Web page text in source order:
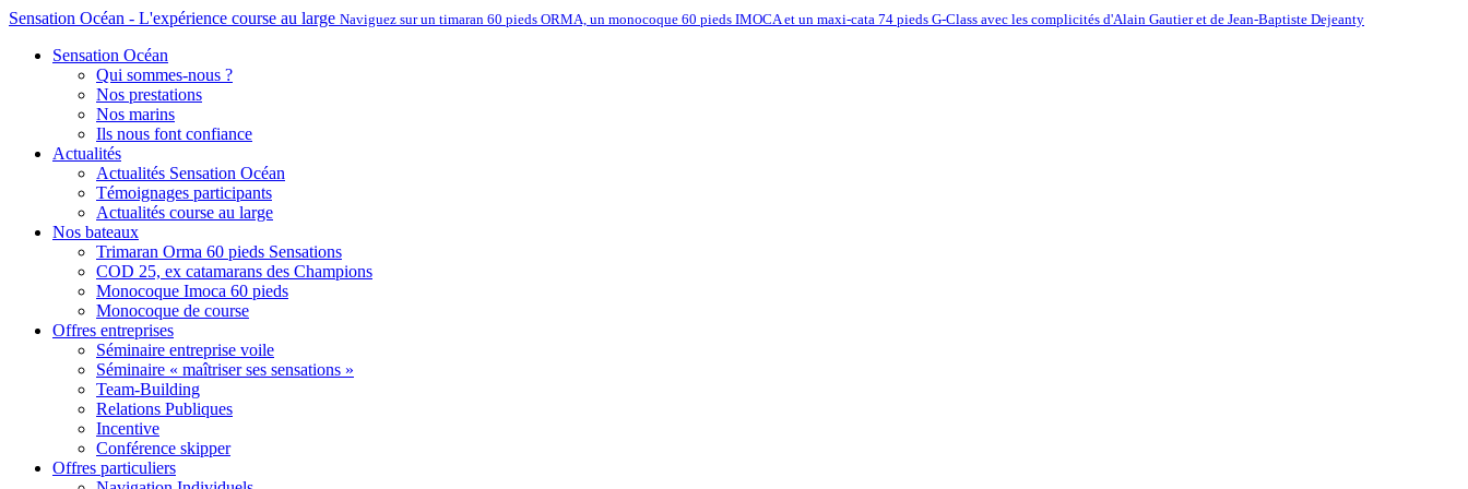
Sensation Océan - L'expérience course au large Naviguez sur un timaran 60 pieds ORMA, un monocoque 60 pieds IMOCA et un maxi-cata 74 pieds G-Class avec les complicités d'Alain Gautier et de Jean-Baptiste Dejeanty
Sensation Océan
Qui sommes-nous ?
Nos prestations
Nos marins
Ils nous font confiance
Actualités
Actualités Sensation Océan
Témoignages participants
Actualités course au large
Nos bateaux
Trimaran Orma 60 pieds Sensations
COD 25, ex catamarans des Champions
Monocoque Imoca 60 pieds
Monocoque de course
Offres entreprises
Séminaire entreprise voile
Séminaire « maîtriser ses sensations »
Team-Building
Relations Publiques
Incentive
Conférence skipper
Offres particuliers